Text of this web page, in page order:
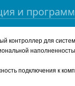
и
контроллер для
подключения к